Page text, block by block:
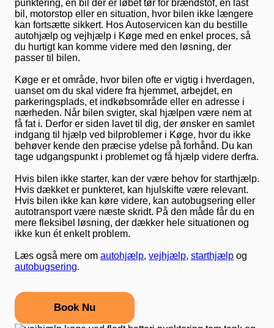
punktering, en bil der er løbet tør for brændstof, en låst
bil, motorstop eller en situation, hvor bilen ikke længere
kan fortsætte sikkert. Hos Autoservicen kan du bestille
autohjælp og vejhjælp i Køge med en enkel proces, så
du hurtigt kan komme videre med den løsning, der
passer til bilen.
Køge er et område, hvor bilen ofte er vigtig i hverdagen,
uanset om du skal videre fra hjemmet, arbejdet, en
parkeringsplads, et indkøbsområde eller en adresse i
nærheden. Når bilen svigter, skal hjælpen være nem at
få fat i. Derfor er siden lavet til dig, der ønsker en samlet
indgang til hjælp ved bilproblemer i Køge, hvor du ikke
behøver kende den præcise ydelse på forhånd. Du kan
tage udgangspunkt i problemet og få hjælp videre derfra.
Hvis bilen ikke starter, kan der være behov for starthjælp.
Hvis dækket er punkteret, kan hjulskifte være relevant.
Hvis bilen ikke kan køre videre, kan autobugsering eller
autotransport være næste skridt. På den måde får du en
mere fleksibel løsning, der dækker hele situationen og
ikke kun ét enkelt problem.
Læs også mere om autohjælp, vejhjælp, starthjælp og
autobugsering.
Book Nu